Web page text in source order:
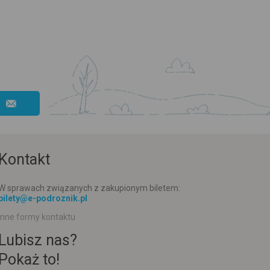
sprawach związanych z zakupionym biletem:
podroznik.pl
formy kontaktu
nas?
to!